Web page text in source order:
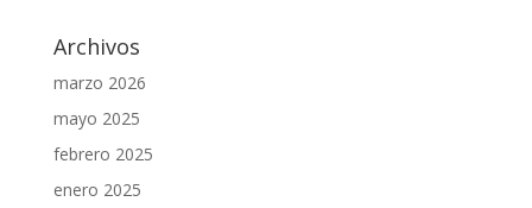
Archivos
marzo 2026
mayo 2025
febrero 2025
enero 2025